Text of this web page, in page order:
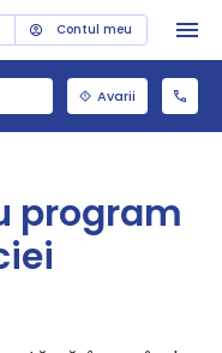
Contul meu
Avarii
program